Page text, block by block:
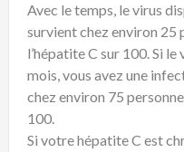
Avec le temps, le virus
survient chez environ 25
l’hépatite C sur 100. Si
mois, vous avez une
chez environ 75
100.
Si votre hépatite C est